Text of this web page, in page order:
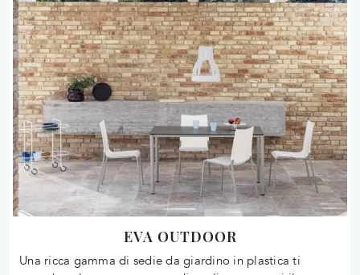
EVA OUTDOOR
Una ricca gamma di sedie da giardino in plastica ti